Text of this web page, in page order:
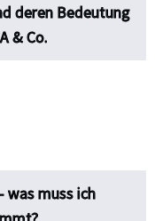
deren Bedeutung
& Co.
was muss ich